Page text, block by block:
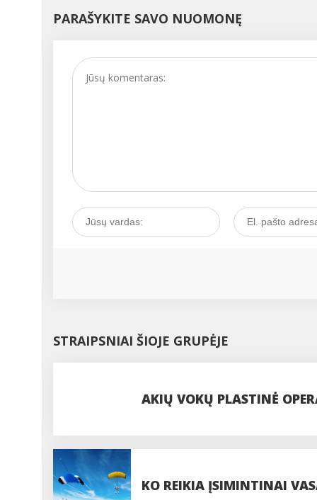
didelio pavojaus, tačiau
signalas. Kaip išgirsti
PARAŠYKITE SAVO NUOMONĘ
STRAIPSNIAI ŠIOJE GRUPĖJE
AKIŲ VOKŲ PLASTINĖ
KO REIKIA ĮSIMINTINAI